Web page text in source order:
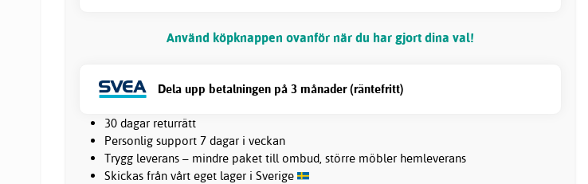
Använd köpknappen ovanför när du har gjort dina val!
Dela upp betalningen på 3 månader (räntefritt)
30 dagar returrätt
Personlig support 7 dagar i veckan
Trygg leverans – mindre paket till ombud, större möbler hemleverans
Skickas från vårt eget lager i Sverige